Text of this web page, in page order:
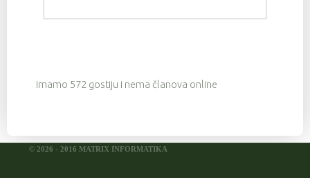
Imamo 572 gostiju i nema članova online
© 2026 - 2016 MATRIX INFORMATIKA